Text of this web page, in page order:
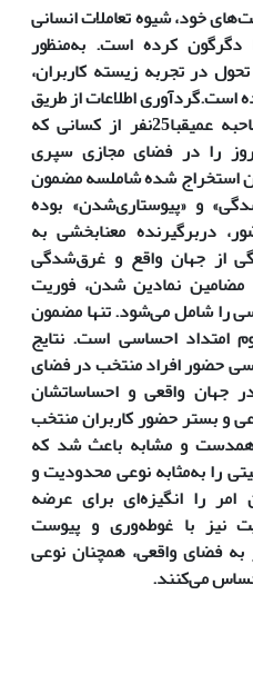
خود، شیوه تعاملات انسانی
دگرگون کرده است. به‌منظور
در تجربه زیسته کاربران،
است.گردآوری اطلاعات از طریق
عمیقبا25نفر از کسانی که
را در فضای مجازی سپری
استخراج ‌شده شاملسه مضمون
و «پیوستاری‌شدن» بوده
دربرگیرنده معنا‌بخشی به
از جهان واقع و غرق‌شدگی
نمادین ‌شدن، فوریت
را شامل می‌شود. تنها مضمون
امتداد احساسی است. نتایج
حضور افراد منتخب در فضای
جهان‌ واقعی و احساساتشان
و بستر حضور کاربران منتخب
و مشابه باعث شد که
را به‌مثابه نوعی محدودیت و
امر را انگیزه‌ای برای عرضه
نیز با غوطه‌وری و پیوست
فضای واقعی، همچنان نوعی
می‌کنند.